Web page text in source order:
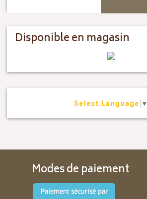
Disponible en magasin
Select Language ▼
Modes de paiement